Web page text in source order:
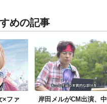
めの記事
×ファ
岸田メルがCM出演、中